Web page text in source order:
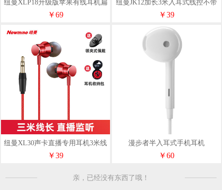
纽曼XLP18升级版苹果有线耳机扁
头入耳
￥69
纽曼JK12加长3米入耳式线控不带
麦
￥39
纽曼XL30声卡直播专用耳机3米线
不带麦
￥39
漫步者半入耳式手机耳机
H180PLUS
￥60
亲，已经没有东西了哦！